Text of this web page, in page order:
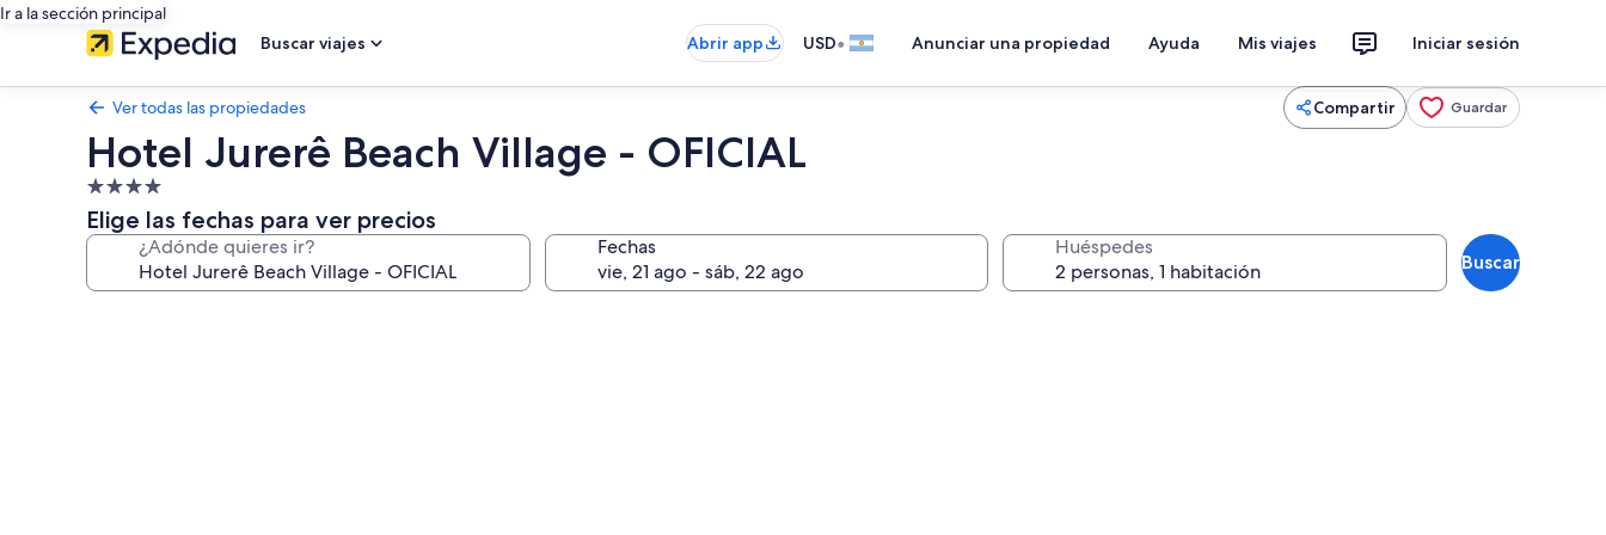
Ir a la sección principal
Buscar viajes
Abrir app USD• Anunciar una propiedad Ayuda Mis viajes Iniciar sesión
Ver todas las propiedades Compartir Guardar
Hotel Jurerê Beach Village - OFICIAL
Propiedad
de
4.0
estrellas
Elige las fechas para ver precios
¿Adónde quieres ir? Fechas Huéspedes
Buscar